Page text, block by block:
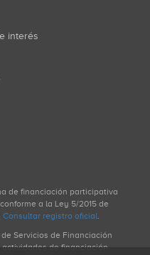
interés
de financiación participativa
a la Ley 5/2015 de
Consultar registro oficial.
Servicios de Financiación
de financiación